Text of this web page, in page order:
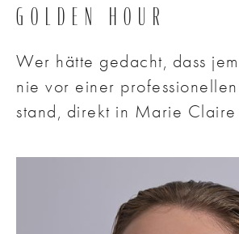
GOLDEN HOUR
Wer hätte gedacht, dass
nie vor einer
stand, direkt in Marie